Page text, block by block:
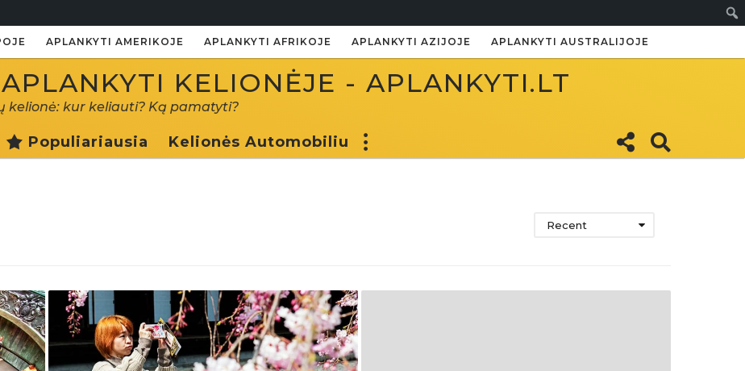
APLANKYTI AMERIKOJE APLANKYTI AFRIKOJE APLANKYTI AZIJOJE APLANKYTI AUSTRALIJOJE
KELIONĖJE - APLANKYTI.LT
kelionė: kur keliauti? Ką pamatyti?
Populiariausia Kelionės Automobiliu
Recent